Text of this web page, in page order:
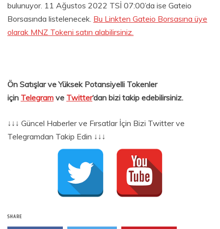
bulunuyor. 11 Ağustos 2022 TSİ 07:00’da ise Gateio
Borsasında listelenecek. Bu Linkten Gateio Borsasına üye
olarak MNZ Tokeni satın alabilirsiniz.
Ön Satışlar ve Yüksek Potansiyelli Tokenler
için Telegram ve Twitter‘dan bizi takip edebilirsiniz.
↓↓↓ Güncel Haberler ve Fırsatlar İçin Bizi Twitter ve
Telegramdan Takip Edin ↓↓↓
SHARE